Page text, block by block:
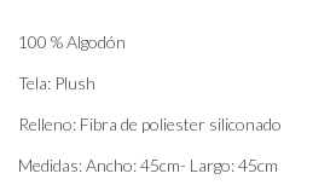
100 % Algodón
Tela: Plush
Relleno: Fibra de poliester siliconado
Medidas: Ancho: 45cm- Largo: 45cm